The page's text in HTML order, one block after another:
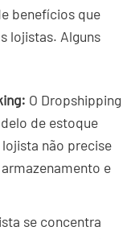
benefícios que
lojistas. Alguns
O Dropshipping
de estoque
não precise
e
se concentra